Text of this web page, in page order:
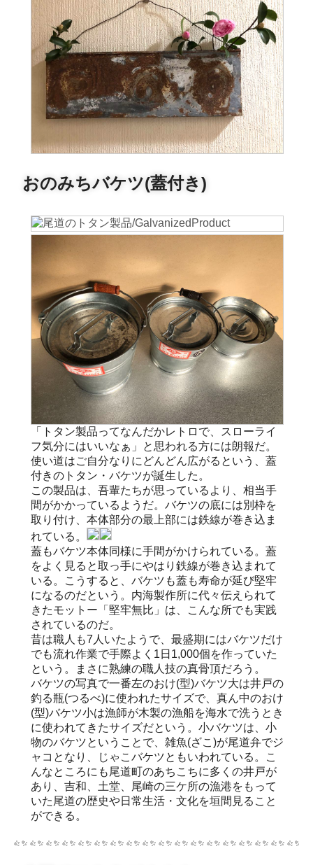
おのみちバケツ(蓋付き)
「トタン製品ってなんだかレトロで、スローライ
フ気分にはいいなぁ」と思われる方には朗報だ。
使い道はご自分なりにどんどん広がるという、蓋
付きのトタン・バケツが誕生した。
この製品は、吾輩たちが思っているより、相当手
間がかかっているようだ。バケツの底には別枠を
取り付け、本体部分の最上部には鉄線が巻き込ま
れている。
蓋もバケツ本体同様に手間がかけられている。蓋
をよく見ると取っ手にやはり鉄線が巻き込まれて
いる。こうすると、バケツも蓋も寿命が延び堅牢
になるのだという。内海製作所に代々伝えられて
きたモットー「堅牢無比」は、こんな所でも実践
されているのだ。
昔は職人も7人いたようで、最盛期にはバケツだけ
でも流れ作業で手際よく1日1,000個を作っていた
という。まさに熟練の職人技の真骨頂だろう。
バケツの写真で一番左のおけ(型)バケツ大は井戸の
釣る瓶(つるべ)に使われたサイズで、真ん中のおけ
(型)バケツ小は漁師が木製の漁船を海水で洗うとき
に使われてきたサイズだという。小バケツは、小
物のバケツということで、雑魚(ざこ)が尾道弁でジ
ャコとなり、じゃこバケツともいわれている。こ
んなところにも尾道町のあちこちに多くの井戸が
あり、吉和、土堂、尾崎の三ケ所の漁港をもって
いた尾道の歴史や日常生活・文化を垣間見ること
ができる。